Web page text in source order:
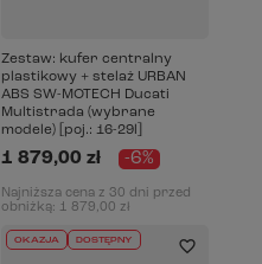
Zestaw: kufer centralny
plastikowy + stelaż URBAN
ABS SW-MOTECH Ducati
Multistrada (wybrane
modele) [poj.: 16-29l]
1 879,00 zł -6%
Najniższa cena z 30 dni przed
obniżką: 1 879,00 zł
OKAZJA DOSTĘPNY